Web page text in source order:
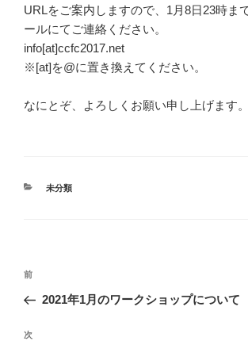
URLをご案内しますので、1月8日23時ま
ールにてご連絡ください。
info[at]ccfc2017.net
※[at]を@に置き換えてください。
なにとぞ、よろしくお願い申し上げます。
カ
未分類
投
ナ
ビ
前
の
稿
前
2021年1月のワークショップについて
次
次